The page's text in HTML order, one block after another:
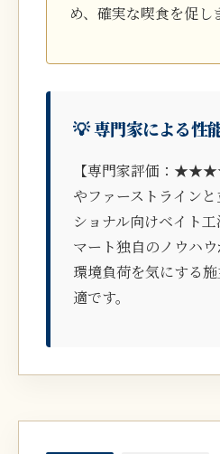
め、確実な喫食を促し
💡 専門家による性
【専門家評価：
やファーストライン
ショナル向けベイト
マート独自のノウハウ
環境負荷を気にする
適です。